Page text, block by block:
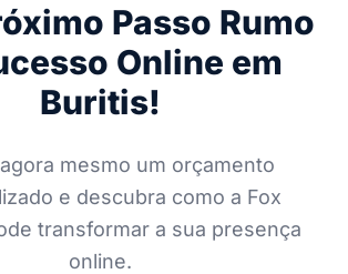
Passo Rumo
Online em
Buritis!
mesmo um orçamento
e descubra como a Fox
transformar a sua presença
online.